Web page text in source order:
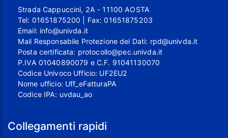
Strada Cappuccini, 2A - 11100 AOSTA
Tel: 01651875200 | Fax:01651875203
Email: info@univda.it
Mail Responsabile Protezione dei Dati: rpd@univda.it
Posta certificata: protocollo@pec.univda.it
P.IVA 01040890079 e C.F. 91041130070
Codice Univoco Ufficio: UF2EU2
Nome ufficio: Uff_eFatturaPA
Codice IPA: uvdau_ao
Collegamenti rapidi